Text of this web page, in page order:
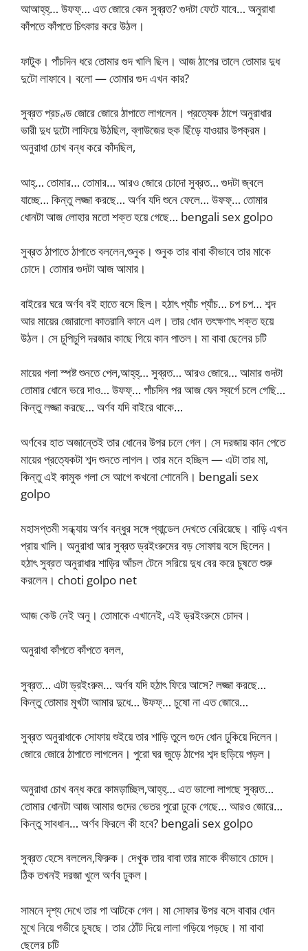
আআহ্‌হ্‌… উফফ্‌… এত জোরে কেন সুব্রত? গুদটা ফেটে যাবে… অনুরাধা
কাঁপতে কাঁপতে চিৎকার করে উঠল।
ফাটুক। পাঁচদিন ধরে তোমার গুদ খালি ছিল। আজ ঠাপের তালে তোমার দুধ
দুটো লাফাবে। বলো — তোমার গুদ এখন কার?
সুব্রত প্রচণ্ড জোরে জোরে ঠাপাতে লাগলেন। প্রত্যেক ঠাপে অনুরাধার
ভারী দুধ দুটো লাফিয়ে উঠছিল, ব্লাউজের হুক ছিঁড়ে যাওয়ার উপক্রম।
অনুরাধা চোখ বন্ধ করে কাঁদছিল,
আহ্‌… তোমার… তোমার… আরও জোরে চোদো সুব্রত… গুদটা জ্বলে
যাচ্ছে… কিন্তু লজ্জা করছে… অর্ণব যদি শুনে ফেলে… উফফ্‌… তোমার
ধোনটা আজ লোহার মতো শক্ত হয়ে গেছে… bengali sex golpo
সুব্রত ঠাপাতে ঠাপাতে বললেন,শুনুক। শুনুক তার বাবা কীভাবে তার মাকে
চোদে। তোমার গুদটা আজ আমার।
বাইরের ঘরে অর্ণব বই হাতে বসে ছিল। হঠাৎ প্যাঁচ প্যাঁচ… চপ চপ… শব্দ
আর মায়ের জোরালো কাতরানি কানে এল। তার ধোন তৎক্ষণাৎ শক্ত হয়ে
উঠল। সে চুপিচুপি দরজার কাছে গিয়ে কান পাতল। মা বাবা ছেলের চটি
মায়ের গলা স্পষ্ট শুনতে পেল,আহ্‌হ্‌… সুব্রত… আরও জোরে… আমার গুদটা
তোমার ধোনে ভরে দাও… উফফ্‌… পাঁচদিন পর আজ যেন স্বর্গে চলে গেছি…
কিন্তু লজ্জা করছে… অর্ণব যদি বাইরে থাকে…
অর্ণবের হাত অজান্তেই তার ধোনের উপর চলে গেল। সে দরজায় কান পেতে
মায়ের প্রত্যেকটা শব্দ শুনতে লাগল। তার মনে হচ্ছিল — এটা তার মা,
কিন্তু এই কামুক গলা সে আগে কখনো শোনেনি। bengali sex
golpo
মহাসপ্তমী সন্ধ্যায় অর্ণব বন্ধুর সঙ্গে প্যান্ডেল দেখতে বেরিয়েছে। বাড়ি এখন
প্রায় খালি। অনুরাধা আর সুব্রত ড্রইংরুমের বড় সোফায় বসে ছিলেন।
হঠাৎ সুব্রত অনুরাধার শাড়ির আঁচল টেনে সরিয়ে দুধ বের করে চুষতে শুরু
করলেন। choti golpo net
আজ কেউ নেই অনু। তোমাকে এখানেই, এই ড্রইংরুমে চোদব।
অনুরাধা কাঁপতে কাঁপতে বলল,
সুব্রত… এটা ড্রইংরুম… অর্ণব যদি হঠাৎ ফিরে আসে? লজ্জা করছে…
কিন্তু তোমার মুখটা আমার দুধে… উফফ্‌… চুষো না এত জোরে…
সুব্রত অনুরাধাকে সোফায় শুইয়ে তার শাড়ি তুলে গুদে ধোন ঢুকিয়ে দিলেন।
জোরে জোরে ঠাপাতে লাগলেন। পুরো ঘর জুড়ে ঠাপের শব্দ ছড়িয়ে পড়ল।
অনুরাধা চোখ বন্ধ করে কামড়াচ্ছিল,আহ্‌হ্‌… এত ভালো লাগছে সুব্রত…
তোমার ধোনটা আজ আমার গুদের ভেতর পুরো ঢুকে গেছে… আরও জোরে…
কিন্তু সাবধান… অর্ণব ফিরলে কী হবে? bengali sex golpo
সুব্রত হেসে বললেন,ফিরুক। দেখুক তার বাবা তার মাকে কীভাবে চোদে।
ঠিক তখনই দরজা খুলে অর্ণব ঢুকল।
সামনে দৃশ্য দেখে তার পা আটকে গেল। মা সোফার উপর বসে বাবার ধোন
মুখে নিয়ে গভীরে চুষছে। তার ঠোঁট দিয়ে লালা গড়িয়ে পড়ছে। মা বাবা
ছেলের চটি